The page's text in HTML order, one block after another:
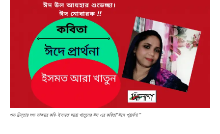
শুভ চিন্তার শুভ ভাবনার কবি-ইসমত আরা খাতুনের ঈদ এর কবিতা“ঈদে প্রার্থনা ”